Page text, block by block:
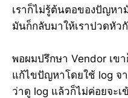
เราก็ไม่รู้ต้นตอของปัญหา
มันก็กลับมาให้เราปวดหัว
พอผมปรึกษา Vendor เข
แก้ไขปัญหาโดยใช้ log จ
ว่าดู log แล้วก็ไม่ค่อยจะ